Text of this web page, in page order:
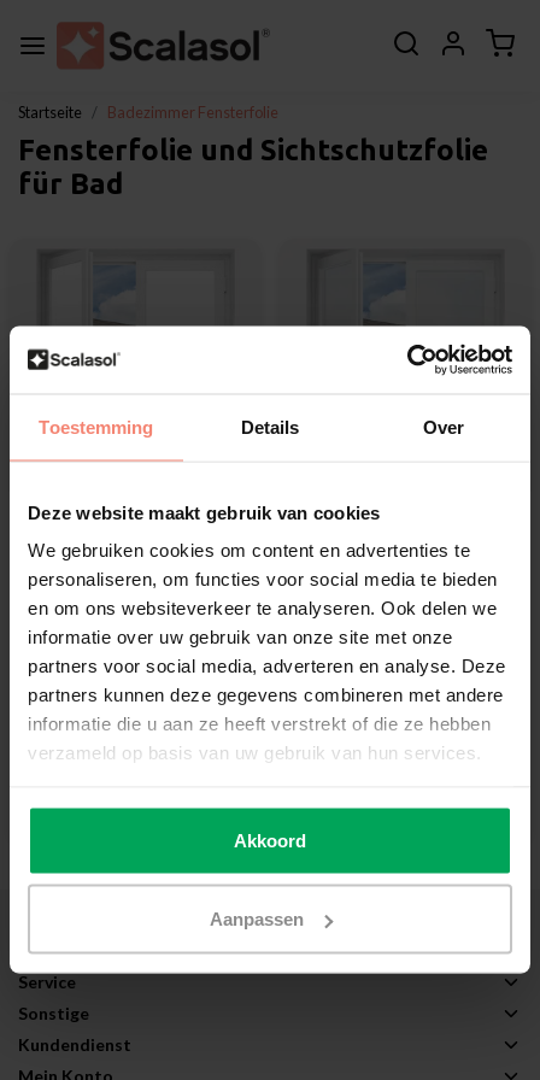
Toestemming Details Over
Deze website maakt gebruik van cookies
We gebruiken cookies om content en advertenties te
personaliseren, om functies voor social media te bieden
en om ons websiteverkeer te analyseren. Ook delen we
informatie over uw gebruik van onze site met onze
partners voor social media, adverteren en analyse. Deze
partners kunnen deze gegevens combineren met andere
informatie die u aan ze heeft verstrekt of die ze hebben
verzameld op basis van uw gebruik van hun services.
Akkoord
Aanpassen
Startseite Badezimmer Fensterfolie
Fensterfolie und Sichtschutzfolie
für Bad
Sichtschutzfolie | PP40 |
Weißen Milchglas
effekt
Sichtschutz bei Tag und Nacht
Innenmontage
€14,23
Sichtschutzfolie | PP20 |
Sandstrahldesign weiß
Sichtschutz bei Tag und Nacht
Innen- oder Außmontage
€15,73
Anwendungen
Service
Sonstige
Kundendienst
Mein Konto